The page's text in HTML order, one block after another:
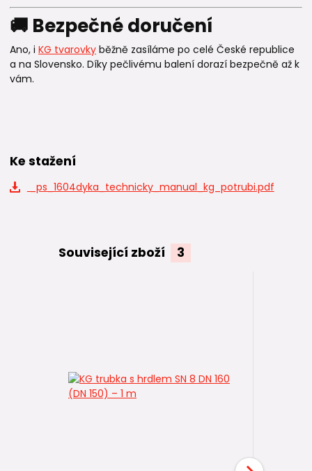
🚚 Bezpečné doručení
Ano, i KG tvarovky běžně zasíláme po celé České republice
a na Slovensko. Díky pečlivému balení dorazí bezpečně až k
vám.
Ke stažení
_ps_1604dyka_technicky_manual_kg_potrubi.pdf
Související zboží 3